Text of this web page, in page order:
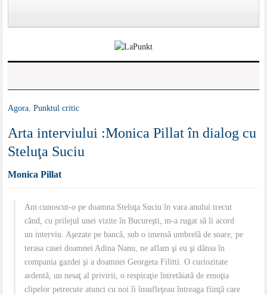
Agora,Punktul critic
Arta interviului :Monica Pillat în dialog cu
Steluţa Suciu
Monica Pillat
Am cunoscut-o pe doamna Steluţa Suciu în vara anului trecut
când, cu prilejul unei vizite în Bucureşti, m-a rugat sã îi acord
un interviu. Aşezate pe bancã, sub o imensã umbrelã de soare, pe
terasa casei doamnei Adina Nanu, ne aflam şi eu şi dânsa în
compania gazdei şi a doamnei Georgeta Filitti. O curiozitate
ardentã, un nesaţ al privirii, o respiraţie întretãiatã de emoţia
clipelor petrecute atunci cu noi îi însufleţeau întreaga fiinţã care